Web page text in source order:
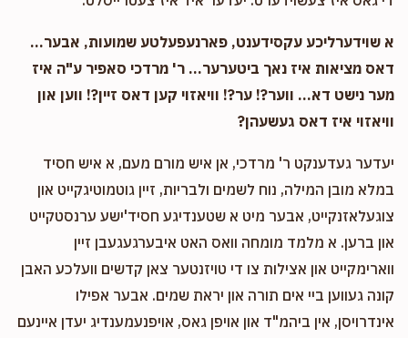
א שוידערליכע עקסידענט, פארנעפעלטע שמועות, אבער...
דאס מציאות איז נאך ביטערער... ר' מרדכי סאפיר ע"ה איז
מער נישט דא... ווער?! ער?! וויאזוי קען דאס זיין?! ווען און
וויאזוי איז דאס געשעהן?
יעדער געדענקט ר' מרדכי, אן איש מורם מעם, א איש חסיד
במלא מובן המילה, נוח לשמים ולבריות, זיין גוטמוטיגקייט און
צוגעלאזנקייט, אבער מיט א שטענדיגע חסיד'ישע ערנסטקייט
און ברען. א מלמד מומחה וואס האט איבערגעגעבן זיין
ווארימקייט און אצילות צו די טויזנטער צאן קדשים וועלכע האבן
קונה געווען ביי אים תורה און יראת שמים. אבער אפילו
אינדרויסן, אין ביהמ"ד און אויפן גאס, אויפנעמענדיג יעדן איינעם